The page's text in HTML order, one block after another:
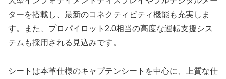
ターを搭載し、最新のコネクティビティ機能も充実しま
す。また、プロパイロット2.0相当の高度な運転支援シス
テムも採用される見込みです。
シートは本革仕様のキャプテンシートを中心に、上質な仕